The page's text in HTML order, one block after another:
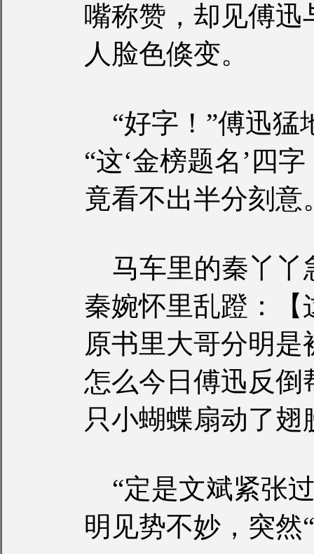
嘴称赞，却见傅迅
人脸色倏变。
“好字！”傅迅猛
“这‘金榜题名’四
竟看不出半分刻意
马车里的秦丫丫
秦婉怀里乱蹬：【
原书里大哥分明
怎么今日傅迅反倒
只小蝴蝶扇动了翅
“定是文斌紧张
明见势不妙，突然